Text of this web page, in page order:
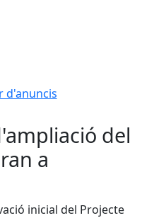
d'anuncis
del
a
inicial del Projecte